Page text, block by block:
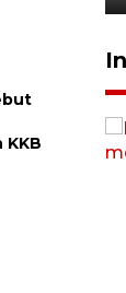
KKB